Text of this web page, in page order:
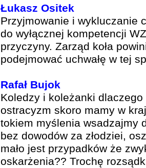
Łukasz Ositek
Przyjmowanie i wykluczanie
do wyłącznej kompetencji
przyczyny. Zarząd koła
podejmować uchwałę w tej
Rafał Bujok
Koledzy i koleżanki
ostracyzm skoro mamy w
tokiem myślenia wsadzajmy
bez dowodów za złodziei,
mało jest przypadków że
oskarżenia?? Trochę